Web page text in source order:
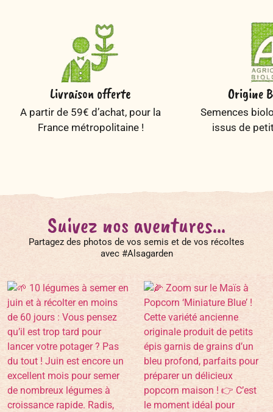
Livraison offerte
A partir de 59€ d’achat, pour la
France métropolitaine !
Origine
Semences
issus de
Suivez nos aventures...
Partagez des photos de vos semis et de vos récoltes
avec #Alsagarden